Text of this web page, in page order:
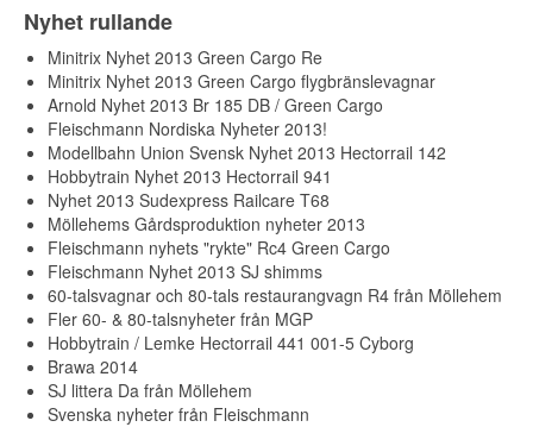
Nyhet rullande
Minitrix Nyhet 2013 Green Cargo Re
Minitrix Nyhet 2013 Green Cargo flygbränslevagnar
Arnold Nyhet 2013 Br 185 DB / Green Cargo
Fleischmann Nordiska Nyheter 2013!
Modellbahn Union Svensk Nyhet 2013 Hectorrail 142
Hobbytrain Nyhet 2013 Hectorrail 941
Nyhet 2013 Sudexpress Railcare T68
Möllehems Gårdsproduktion nyheter 2013
Fleischmann nyhets "rykte" Rc4 Green Cargo
Fleischmann Nyhet 2013 SJ shimms
60-talsvagnar och 80-tals restaurangvagn R4 från Möllehem
Fler 60- & 80-talsnyheter från MGP
Hobbytrain / Lemke Hectorrail 441 001-5 Cyborg
Brawa 2014
SJ littera Da från Möllehem
Svenska nyheter från Fleischmann